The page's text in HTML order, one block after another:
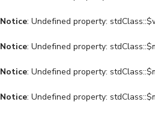
Notice: Undefined property:
Notice: Undefined property:
Notice: Undefined property:
Notice: Undefined property: